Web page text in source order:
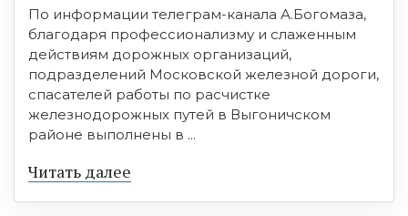
По информации телеграм-канала А.Богомаза,
благодаря профессионализму и слаженным
действиям дорожных организаций,
подразделений Московской железной дороги,
спасателей работы по расчистке
железнодорожных путей в Выгоничском
районе выполнены в ...
Читать далее